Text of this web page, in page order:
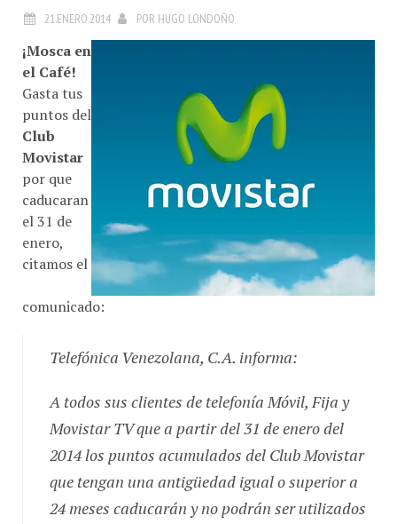
HUGO LONDOÑO
¡Mosca en
el Café!
Gasta tus
puntos del
Club
Movistar
caducaran
el 31 de
citamos el
comunicado:
Telefónica Venezolana, C.A. informa:
A todos sus clientes de telefonía Móvil, Fija y
Movistar TV que a partir del 31 de enero del
2014 los puntos acumulados del Club Movistar
que tengan una antigüedad igual o superior a
24 meses caducarán y no podrán ser utilizados